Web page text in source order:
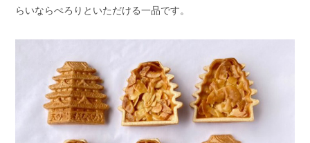
らいならぺろりといただける一品です。